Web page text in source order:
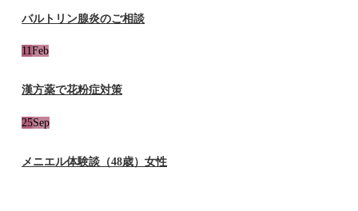
バルトリン腺炎のご相談
11Feb
漢方薬で花粉症対策
25Sep
メニエル体験談（48歳）女性